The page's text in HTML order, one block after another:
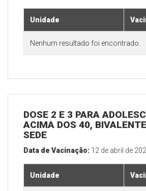
Unidade
Nenhum resultado foi encontrado.
DOSE 2 E 3 PARA
ACIMA DOS 40,
SEDE
Data de Vacinação: 12 de abril de
Unidade